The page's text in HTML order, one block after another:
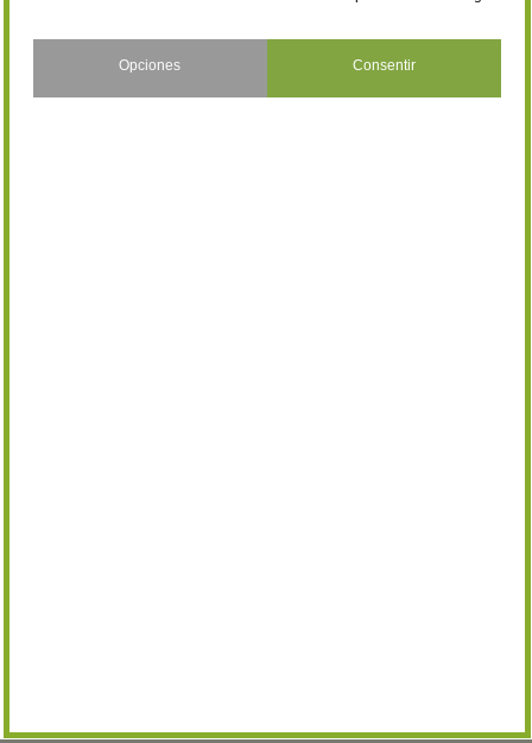
Opciones Consentir